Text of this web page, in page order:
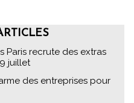
Paris recrute des extras
juillet
des entreprises pour